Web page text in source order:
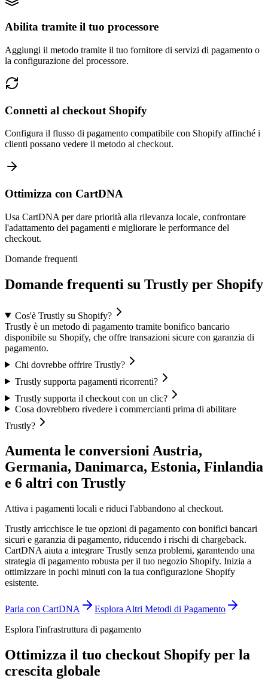
Abilita tramite il tuo processore
Aggiungi il metodo tramite il tuo fornitore di servizi di pagamento o
la configurazione del processore.
Connetti al checkout Shopify
Configura il flusso di pagamento compatibile con Shopify affinché i
clienti possano vedere il metodo al checkout.
Ottimizza con CartDNA
Usa CartDNA per dare priorità alla rilevanza locale, confrontare
l'adattamento dei pagamenti e migliorare le performance del
checkout.
Domande frequenti
Domande frequenti su Trustly per Shopify
Cos'è Trustly su Shopify?
Trustly è un metodo di pagamento tramite bonifico bancario
disponibile su Shopify, che offre transazioni sicure con garanzia di
pagamento.
Chi dovrebbe offrire Trustly?
Trustly supporta pagamenti ricorrenti?
Trustly supporta il checkout con un clic?
Cosa dovrebbero rivedere i commercianti prima di abilitare
Trustly?
Aumenta le conversioni Austria,
Germania, Danimarca, Estonia, Finlandia
e 6 altri con Trustly
Attiva i pagamenti locali e riduci l'abbandono al checkout.
Trustly arricchisce le tue opzioni di pagamento con bonifici bancari
sicuri e garanzia di pagamento, riducendo i rischi di chargeback.
CartDNA aiuta a integrare Trustly senza problemi, garantendo una
strategia di pagamento robusta per il tuo negozio Shopify. Inizia a
ottimizzare in pochi minuti con la tua configurazione Shopify
esistente.
Parla con CartDNA
Esplora Altri Metodi di Pagamento
Esplora l'infrastruttura di pagamento
Ottimizza il tuo checkout Shopify per la
crescita globale